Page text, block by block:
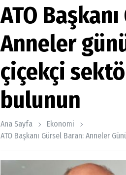
ATO
Anneler
çiçekçi
bulunun
Ana Sayfa
Ekonomi
ATO Başkanı Gürsel Baran: Anneler